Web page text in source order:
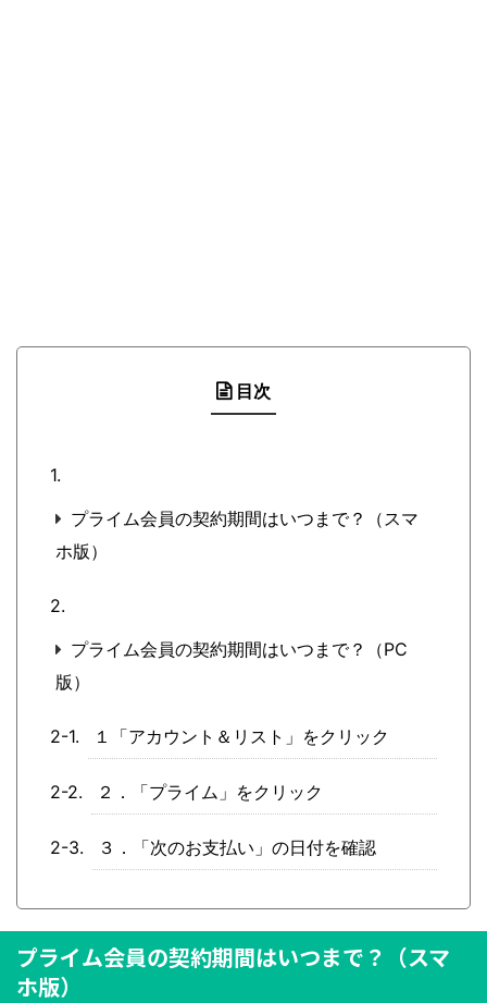
目次
プライム会員の契約期間はいつまで？（スマ
ホ版）
プライム会員の契約期間はいつまで？（PC
版）
１「アカウント＆リスト」をクリック
２．「プライム」をクリック
３．「次のお支払い」の日付を確認
プライム会員の契約期間はいつまで？（スマ
ホ版）